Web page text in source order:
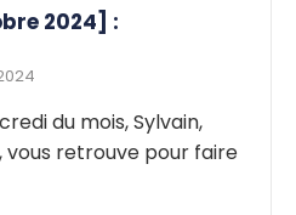
2024] :
du mois, Sylvain,
vous retrouve pour faire